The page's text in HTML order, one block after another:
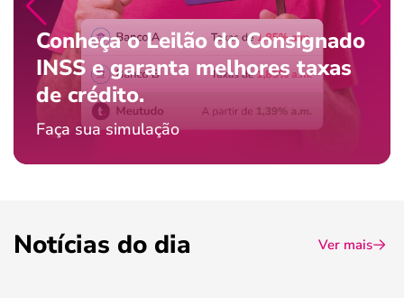
Conheça o Leilão do Consignado
INSS e garanta melhores taxas
de crédito.
Faça sua simulação
Notícias do dia Ver mais